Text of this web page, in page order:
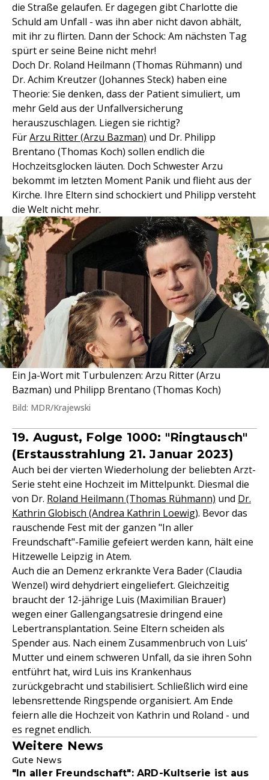
die Straße gelaufen. Er dagegen gibt Charlotte die
Schuld am Unfall - was ihn aber nicht davon abhält,
mit ihr zu flirten. Dann der Schock: Am nächsten Tag
spürt er seine Beine nicht mehr!
Doch Dr. Roland Heilmann (Thomas Rühmann) und
Dr. Achim Kreutzer (Johannes Steck) haben eine
Theorie: Sie denken, dass der Patient simuliert, um
mehr Geld aus der Unfallversicherung
herauszuschlagen. Liegen sie richtig?
FürArzu Ritter (Arzu Bazman) und Dr. Philipp
Brentano (Thomas Koch) sollen endlich die
Hochzeitsglocken läuten. Doch Schwester Arzu
bekommt im letzten Moment Panik und flieht aus der
Kirche. Ihre Eltern sind schockiert und Philipp versteht
die Welt nicht mehr.
Ein Ja-Wort mit Turbulenzen: Arzu Ritter (Arzu
Bazman) und Philipp Brentano (Thomas Koch)
Bild: MDR/Krajewski
19. August, Folge 1000: "Ringtausch"
(Erstausstrahlung 21. Januar 2023)
Auch bei der vierten Wiederholung der beliebten Arzt-
Serie steht eine Hochzeit im Mittelpunkt. Diesmal die
von Dr. Roland Heilmann (Thomas Rühmann) und Dr.
Kathrin Globisch (Andrea Kathrin Loewig). Bevor das
rauschende Fest mit der ganzen "In aller
Freundschaft"-Familie gefeiert werden kann, hält eine
Hitzewelle Leipzig in Atem.
Auch die an Demenz erkrankte Vera Bader (Claudia
Wenzel) wird dehydriert eingeliefert. Gleichzeitig
braucht der 12-jährige Luis (Maximilian Brauer)
wegen einer Gallengangsatresie dringend eine
Lebertransplantation. Seine Eltern scheiden als
Spender aus. Nach einem Zusammenbruch von Luis‘
Mutter und einem schweren Unfall, da sie ihren Sohn
entführt hat, wird Luis ins Krankenhaus
zurückgebracht und stabilisiert. Schließlich wird eine
lebensrettende Ringspende organisiert. Am Ende
feiern alle die Hochzeit von Kathrin und Roland - und
es regnet endlich.
Weitere News
Gute News
"In aller Freundschaft": ARD-Kultserie ist aus